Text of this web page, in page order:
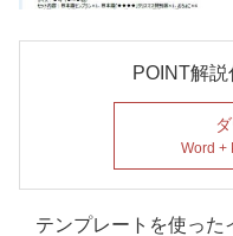
POINT解
Word +
テンプレートを使った